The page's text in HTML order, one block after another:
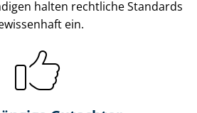
halten rechtliche Standards
ein.